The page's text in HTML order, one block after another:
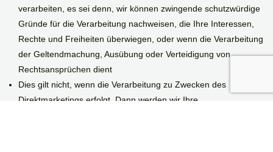
verarbeiten, es sei denn, wir können zwingende schutzwürdige
Gründe für die Verarbeitung nachweisen, die Ihre Interessen,
Rechte und Freiheiten überwiegen, oder wenn die Verarbeitung
der Geltendmachung, Ausübung oder Verteidigung von
Rechtsansprüchen dient
Dies gilt nicht, wenn die Verarbeitung zu Zwecken des
Direktmarketings erfolgt. Dann werden wir Ihre